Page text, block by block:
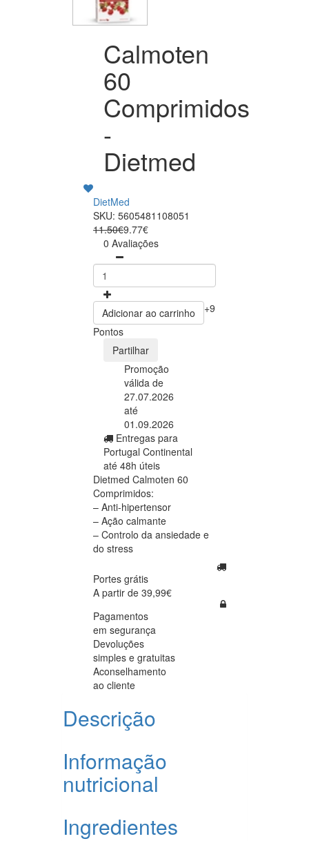
Calmoten
60
Comprimidos
-
Dietmed
DietMed
SKU: 5605481108051
11.50€9.77€
0 Avaliações
Adicionar ao carrinho
+9
Pontos
Partilhar
Promoção
válida de
27.07.2026
até
01.09.2026
Entregas para
Portugal Continental
até 48h úteis
Dietmed Calmoten 60
Comprimidos:
– Anti-hipertensor
– Ação calmante
– Controlo da ansiedade e
do stress
Portes grátis
A partir de 39,99€
Pagamentos
em segurança
Devoluções
simples e gratuitas
Aconselhamento
ao cliente
Descrição
Informação
nutricional
Ingredientes